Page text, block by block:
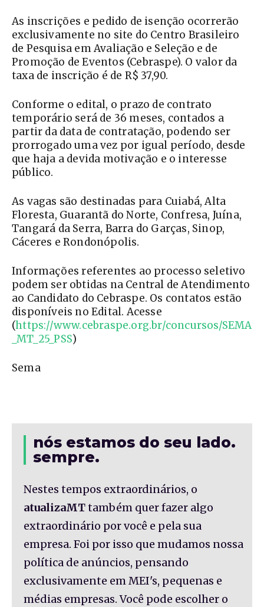
As inscrições e pedido de isenção ocorrerão
exclusivamente no site do Centro Brasileiro
de Pesquisa em Avaliação e Seleção e de
Promoção de Eventos (Cebraspe). O valor da
taxa de inscrição é de R$ 37,90.
Conforme o edital, o prazo de contrato
temporário será de 36 meses, contados a
partir da data de contratação, podendo ser
prorrogado uma vez por igual período, desde
que haja a devida motivação e o interesse
público.
As vagas são destinadas para Cuiabá, Alta
Floresta, Guarantã do Norte, Confresa, Juína,
Tangará da Serra, Barra do Garças, Sinop,
Cáceres e Rondonópolis.
Informações referentes ao processo seletivo
podem ser obtidas na Central de Atendimento
ao Candidato do Cebraspe. Os contatos estão
disponíveis no Edital. Acesse
(https://www.cebraspe.org.br/concursos/SEMA
_MT_25_PSS)
Sema
nós estamos do seu lado.
sempre.
Nestes tempos extraordinários, o
atualizaMTtambém quer fazer algo
extraordinário por você e pela sua
empresa. Foi por isso que mudamos nossa
política de anúncios, pensando
exclusivamente em MEI's, pequenas e
médias empresas. Você pode escolher o